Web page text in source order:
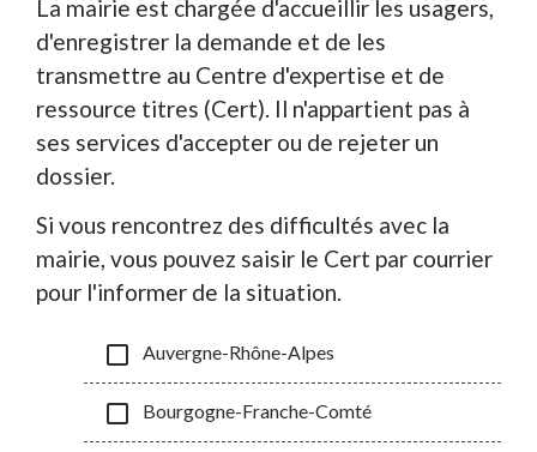
La mairie est chargée d'accueillir les usagers,
d'enregistrer la demande et de les
transmettre au Centre d'expertise et de
ressource titres (Cert). Il n'appartient pas à
ses services d'accepter ou de rejeter un
dossier.
Si vous rencontrez des difficultés avec la
mairie, vous pouvez saisir le Cert par courrier
pour l'informer de la situation.
check_box_outline_blank Auvergne-Rhône-Alpes
check_box_outline_blank Bourgogne-Franche-Comté